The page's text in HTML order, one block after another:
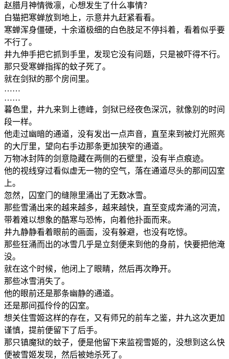
赵腊月神情微凛，心想发生了什么事情？
白猫把寒蝉放到地上，示意井九赶紧看看。
寒蝉浑身僵硬，十余道极细的白色肢足不停抖着，看着似乎要
不行了。
井九伸手把它抓到手里，发现它没有问题，只是被吓得不行。
那只受寒蝉指挥的蚊子死了。
就在剑狱的那个房间里。
……
……
暮色里，井九来到上德峰，剑狱已经夜色深沉，就像别的时间
段一样。
他走过幽暗的通道，没有发出一点声音，直至来到被灯光照亮
的大厅里，望向右手边那条更加狭窄的通道。
万物冰封阵的剑意隐藏在两侧的石壁里，没有半点痕迹。
他的视线穿过看似虚无一物的空气，落在通道尽头的那间囚室
上。
忽然，囚室门的缝隙里涌出了无数冰雪。
那些雪涌出来的越来越多，越来越快，直至变成奔涌的河流，
带着难以想象的酷寒与恐怖，向着他扑面而来。
井九静静看着眼前的画面，没有躲避，也没有吃惊。
那些狂涌而出的冰雪几乎是立刻便来到他的身前，快要把他淹
没。
就在这个时候，他闭上了眼睛，然后再次睁开。
那些冰雪消失了。
他的眼前还是那条幽静的通道。
还是那间孤伶伶的囚室。
想关住雪姬这样的存在，又有师兄的前车之鉴，井九这次更加
谨慎，提前便留下了后手。
那只镇魔狱的蚊子，便是他留下来监视雪姬的，没想到这么快
便被雪姬发现，然后被她杀死了。